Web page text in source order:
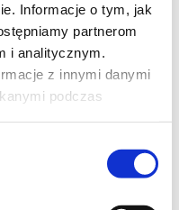
Informacje o tym, jak
partnerom
i analitycznym.
z innymi danymi
podczas